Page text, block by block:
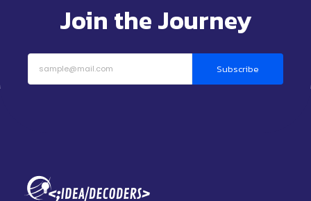
Join the Journey
Subscribe